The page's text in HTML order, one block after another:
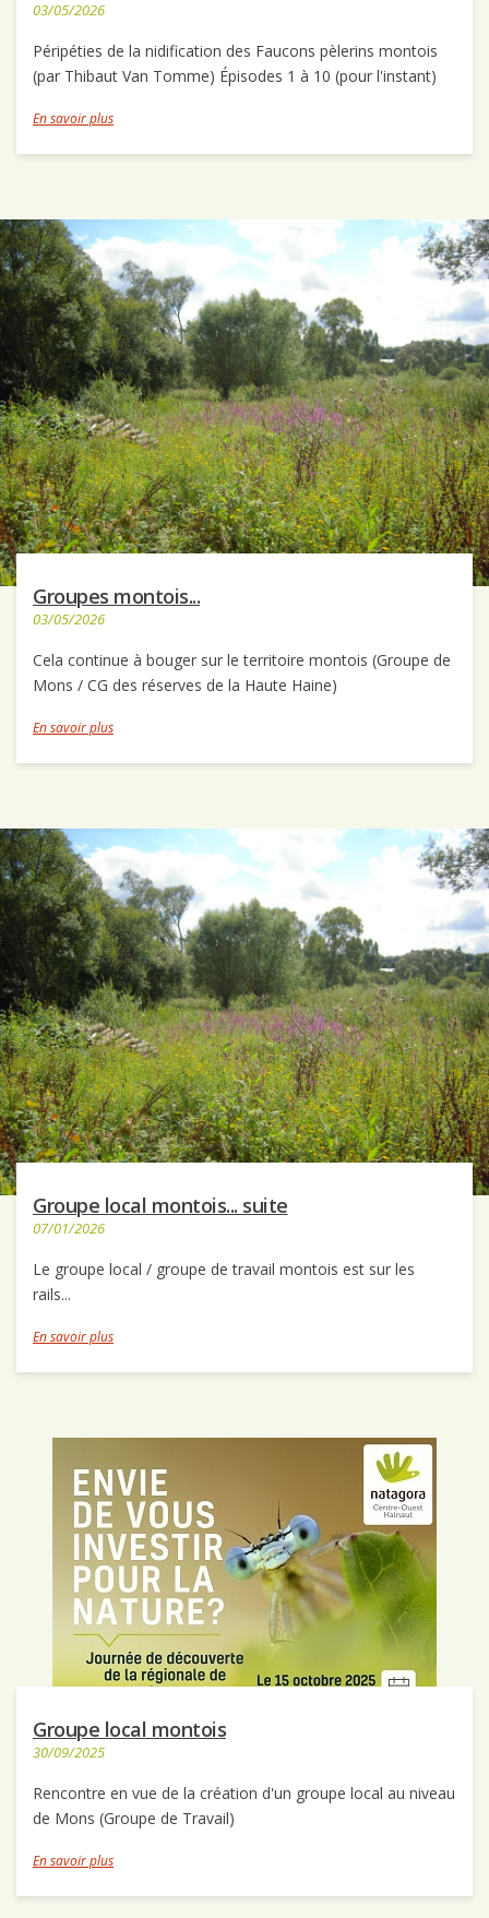
03/05/2026
Péripéties de la nidification des Faucons pèlerins montois
(par Thibaut Van Tomme) Épisodes 1 à 10 (pour l'instant)
En savoir plus
Groupes montois...
03/05/2026
Cela continue à bouger sur le territoire montois (Groupe de
Mons / CG des réserves de la Haute Haine)
En savoir plus
Groupe local montois... suite
07/01/2026
Le groupe local / groupe de travail montois est sur les
rails...
En savoir plus
Groupe local montois
30/09/2025
Rencontre en vue de la création d'un groupe local au niveau
de Mons (Groupe de Travail)
En savoir plus